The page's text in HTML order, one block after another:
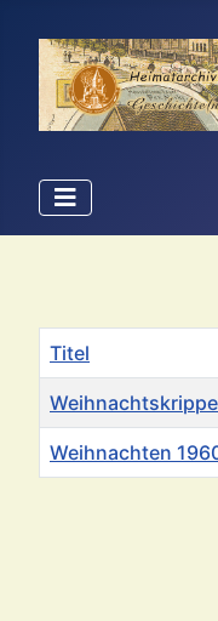
Titel
Weihnachten